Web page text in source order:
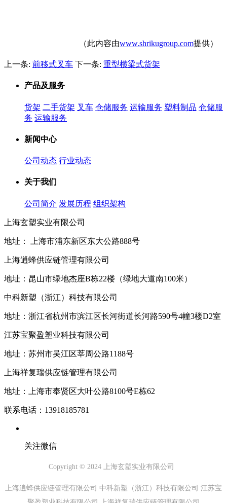
（此内容由www.shrikugroup.com提供）
上一条: 前移式叉车 下一条: 重型横梁式货架
产品及服务
货架 二手货架 叉车 仓储服务 运输服务 塑料制品 仓储服
务 运输服务
新闻中心
公司动态 行业动态
关于我们
公司简介 发展历程 组织架构
上海玄塑实业有限公司
地址： 上海市浦东新区东大公路888号
上海逍蜂供应链管理有限公司
地址：昆山市绿地杰座B栋22楼（绿地大道南100米）
中科新塑（浙江）科技有限公司
地址：浙江省杭州市滨江区长河街道长河路590号4幢3楼D2室
江苏宝聚盈塑业科技有限公司
地址：苏州市吴江区莘周公路1188号
上海祥复瑞供应链管理有限公司
地址：上海市奉贤区大叶公路8100号E栋62
联系电话：13918185781
关注微信
Copyright © 2024 上海玄塑实业有限公司
上海逍蜂供应链管理有限公司 中科新塑（浙江）科技有限公司 江苏宝